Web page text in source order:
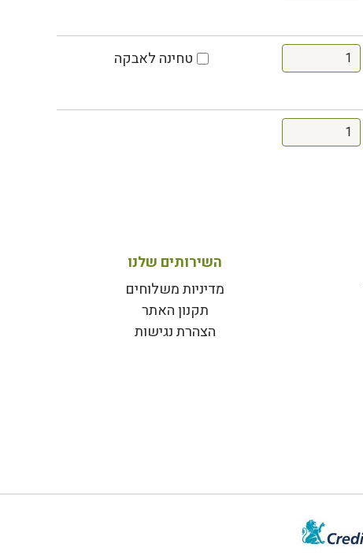
טחינה לאבקה
השירותים שלנו
מדיניות משלוחים
תקנון האתר
הצהרת נגישות